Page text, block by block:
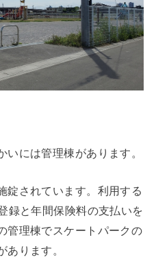
には管理棟があります。
錠されています。利用する
録と年間保険料の支払いを
管理棟でスケートパークの
あります。